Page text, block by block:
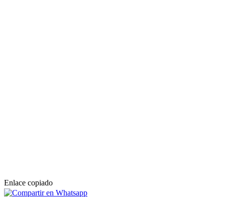
Enlace copiado